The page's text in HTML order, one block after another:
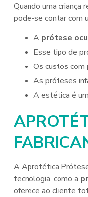
Quando uma criança
pode-se contar com
prótese
Esse tipo de
Os custos com
As próteses
A estética é
A Aprotética
tecnologia, como a
oferece ao cliente